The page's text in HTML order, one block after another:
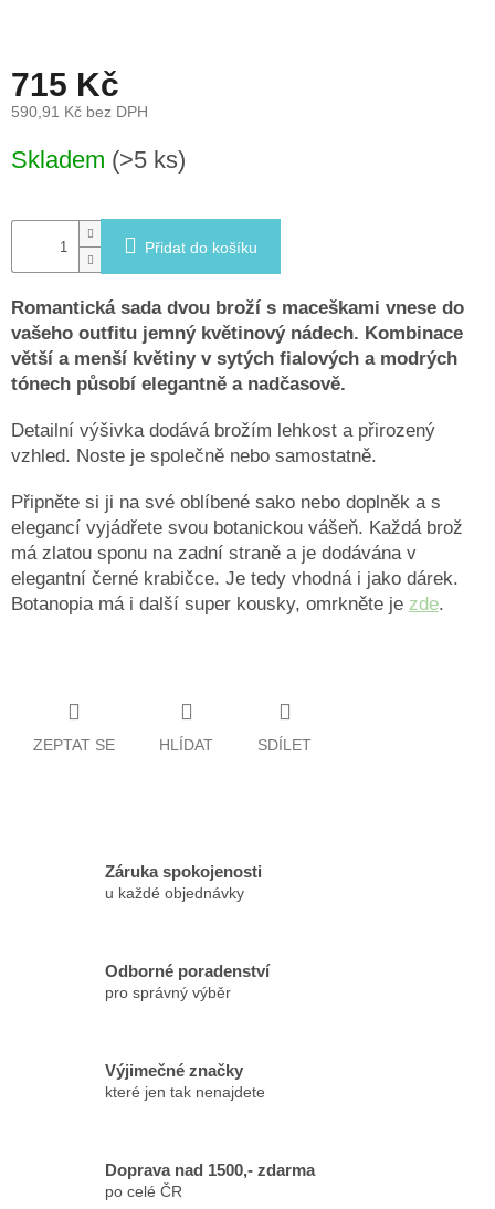
715 Kč
590,91 Kč bez DPH
cena:
Skladem (>5 ks)
Přidat do košíku
Romantická sada dvou broží s maceškami vnese do
vašeho outfitu jemný květinový nádech. Kombinace
větší a menší květiny v sytých fialových a modrých
tónech působí elegantně a nadčasově.
Detailní výšivka dodává brožím lehkost a přirozený
vzhled. Noste je společně nebo samostatně.
Připněte si ji na své oblíbené sako nebo doplněk a s
elegancí vyjádřete svou botanickou vášeň. Každá brož
má zlatou sponu na zadní straně a je dodávána v
elegantní černé krabičce. Je tedy vhodná i jako dárek.
Botanopia má i další super kousky, omrkněte je zde.
ZEPTAT SE HLÍDAT SDÍLET
Záruka spokojenosti
u každé objednávky
Odborné poradenství
pro správný výběr
Výjimečné značky
které jen tak nenajdete
Doprava nad 1500,- zdarma
po celé ČR